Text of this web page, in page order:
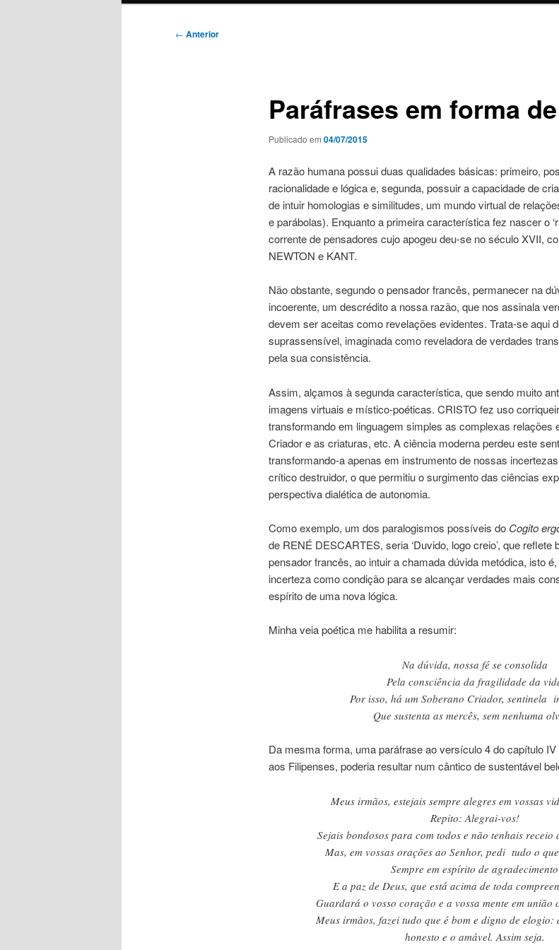
Navegação
← Anterior
Paráfrases em forma
Publicado em 04/07/2015
A razão humana possui duas qualidades básicas: primeiro,
racionalidade e lógica e, segunda, possuir a capacidade de
de intuir homologias e similitudes, um mundo virtual de
e parábolas). Enquanto a primeira característica fez nascer o
corrente de pensadores cujo apogeu deu-se no século XVII,
NEWTON e KANT.
Não obstante, segundo o pensador francês, permanecer na
incoerente, um descrédito a nossa razão, que nos assinala
devem ser aceitas como revelações evidentes. Trata-se aqui
suprassensível, imaginada como reveladora de verdades
pela sua consistência.
Assim, alçamos à segunda característica, que sendo muito
imagens virtuais e místico-poéticas. CRISTO fez uso
transformando em linguagem simples as complexas relações
Criador e as criaturas, etc. A ciência moderna perdeu este
transformando-a apenas em instrumento de nossas
crítico destruidor, o que permitiu o surgimento das ciências
perspectiva dialética de autonomia.
Como exemplo, um dos paralogismos possíveis do Cogito
de RENÉ DESCARTES, seria ‘Duvido, logo creio’, que reflete
pensador francês, ao intuir a chamada dúvida metódica, isto
incerteza como condição para se alcançar verdades mais
espírito de uma nova lógica.
Minha veia poética me habilita a resumir:
Na dúvida, nossa fé se consolida
Pela consciência da fragilidade da
Por isso, há um Soberano Criador, sentinela
Que sustenta as mercês, sem nenhuma
Da mesma forma, uma paráfrase ao versículo 4 do capítulo
aos Filipenses, poderia resultar num cântico de sustentável
Meus irmãos, estejais sempre alegres em vossas
Repito: Alegrai-vos!
Sejais bondosos para com todos e não tenhais receio
Mas, em vossas orações ao Senhor, pedi tudo o
Sempre em espírito de agradecimento
E a paz de Deus, que está acima de toda
Guardará o vosso coração e a vossa mente em união
Meus irmãos, fazei tudo que é bom e digno de
honesto e o amável. Assim seja.